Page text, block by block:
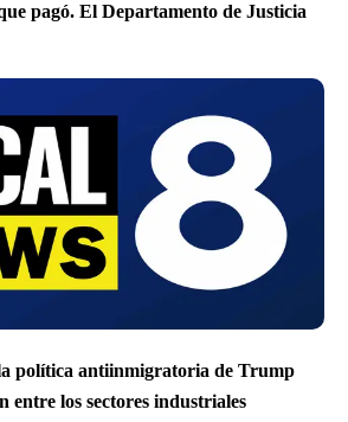
pagó. El Departamento de Justicia
política antiinmigratoria de Trump
entre los sectores industriales